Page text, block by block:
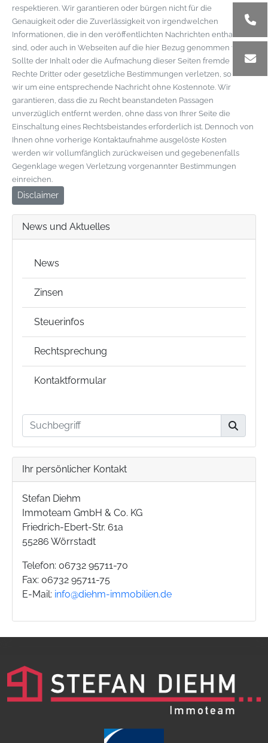
respektieren. Wir garantieren oder bürgen nicht für die
Genauigkeit oder die Zuverlässigkeit von irgendwelchen
Informationen, die in den veröffentlichten Nachrichten enthalten
sind, oder auch in Webseiten auf die hier Bezug genommen wird.
Sollte der Inhalt oder die Aufmachung dieser Seiten fremde
Rechte Dritter oder gesetzliche Bestimmungen verletzen, so bitten
wir um eine entsprechende Nachricht ohne Kostennote. Wir
garantieren, dass die zu Recht beanstandeten Passagen
unverzüglich entfernt werden, ohne dass von Ihrer Seite die
Einschaltung eines Rechtsbeistandes erforderlich ist. Dennoch von
Ihnen ohne vorherige Kontaktaufnahme ausgelöste Kosten
werden wir vollumfänglich zurückweisen und gegebenenfalls
Gegenklage wegen Verletzung vorgenannter Bestimmungen
einreichen.
Disclaimer
News und Aktuelles
News
Zinsen
Steuerinfos
Rechtsprechung
Kontaktformular
Ihr persönlicher Kontakt
Stefan Diehm
Immoteam GmbH & Co. KG
Friedrich-Ebert-Str. 61a
55286 Wörrstadt
Telefon: 06732 95711-70
Fax: 06732 95711-75
E-Mail: info@diehm-immobilien.de